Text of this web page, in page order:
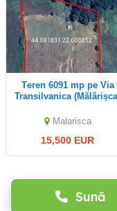
Sună
Teren 6091 mp pe Via
Transilvanica
acte
Malarisca
15,500 EUR